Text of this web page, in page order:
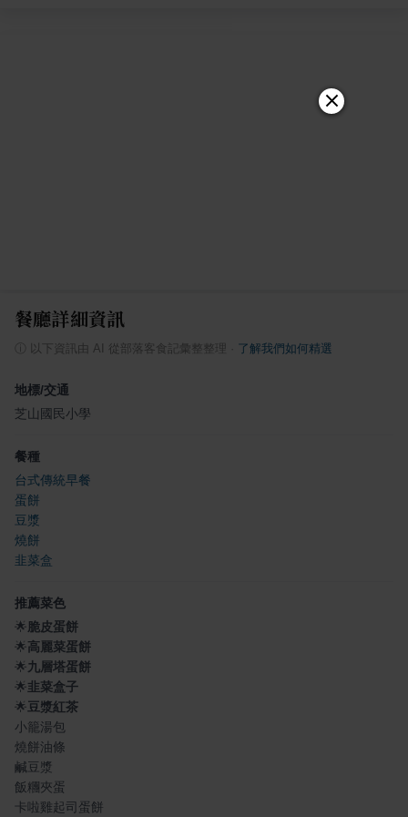
餐廳詳細資訊
ⓘ 以下資訊由 AI 從部落客食記彙整整理 了解我們如何精選
地標/交通
芝山國民小學
餐種
台式傳統早餐
蛋餅
豆漿
燒餅
韭菜盒
推薦菜色
🌟 脆皮蛋餅
🌟高麗菜蛋餅
🌟九層塔蛋餅
🌟韭菜盒子
🌟豆漿紅茶
小籠湯包
燒餅油條
鹹豆漿
飯糰夾蛋
卡啦雞起司蛋餅